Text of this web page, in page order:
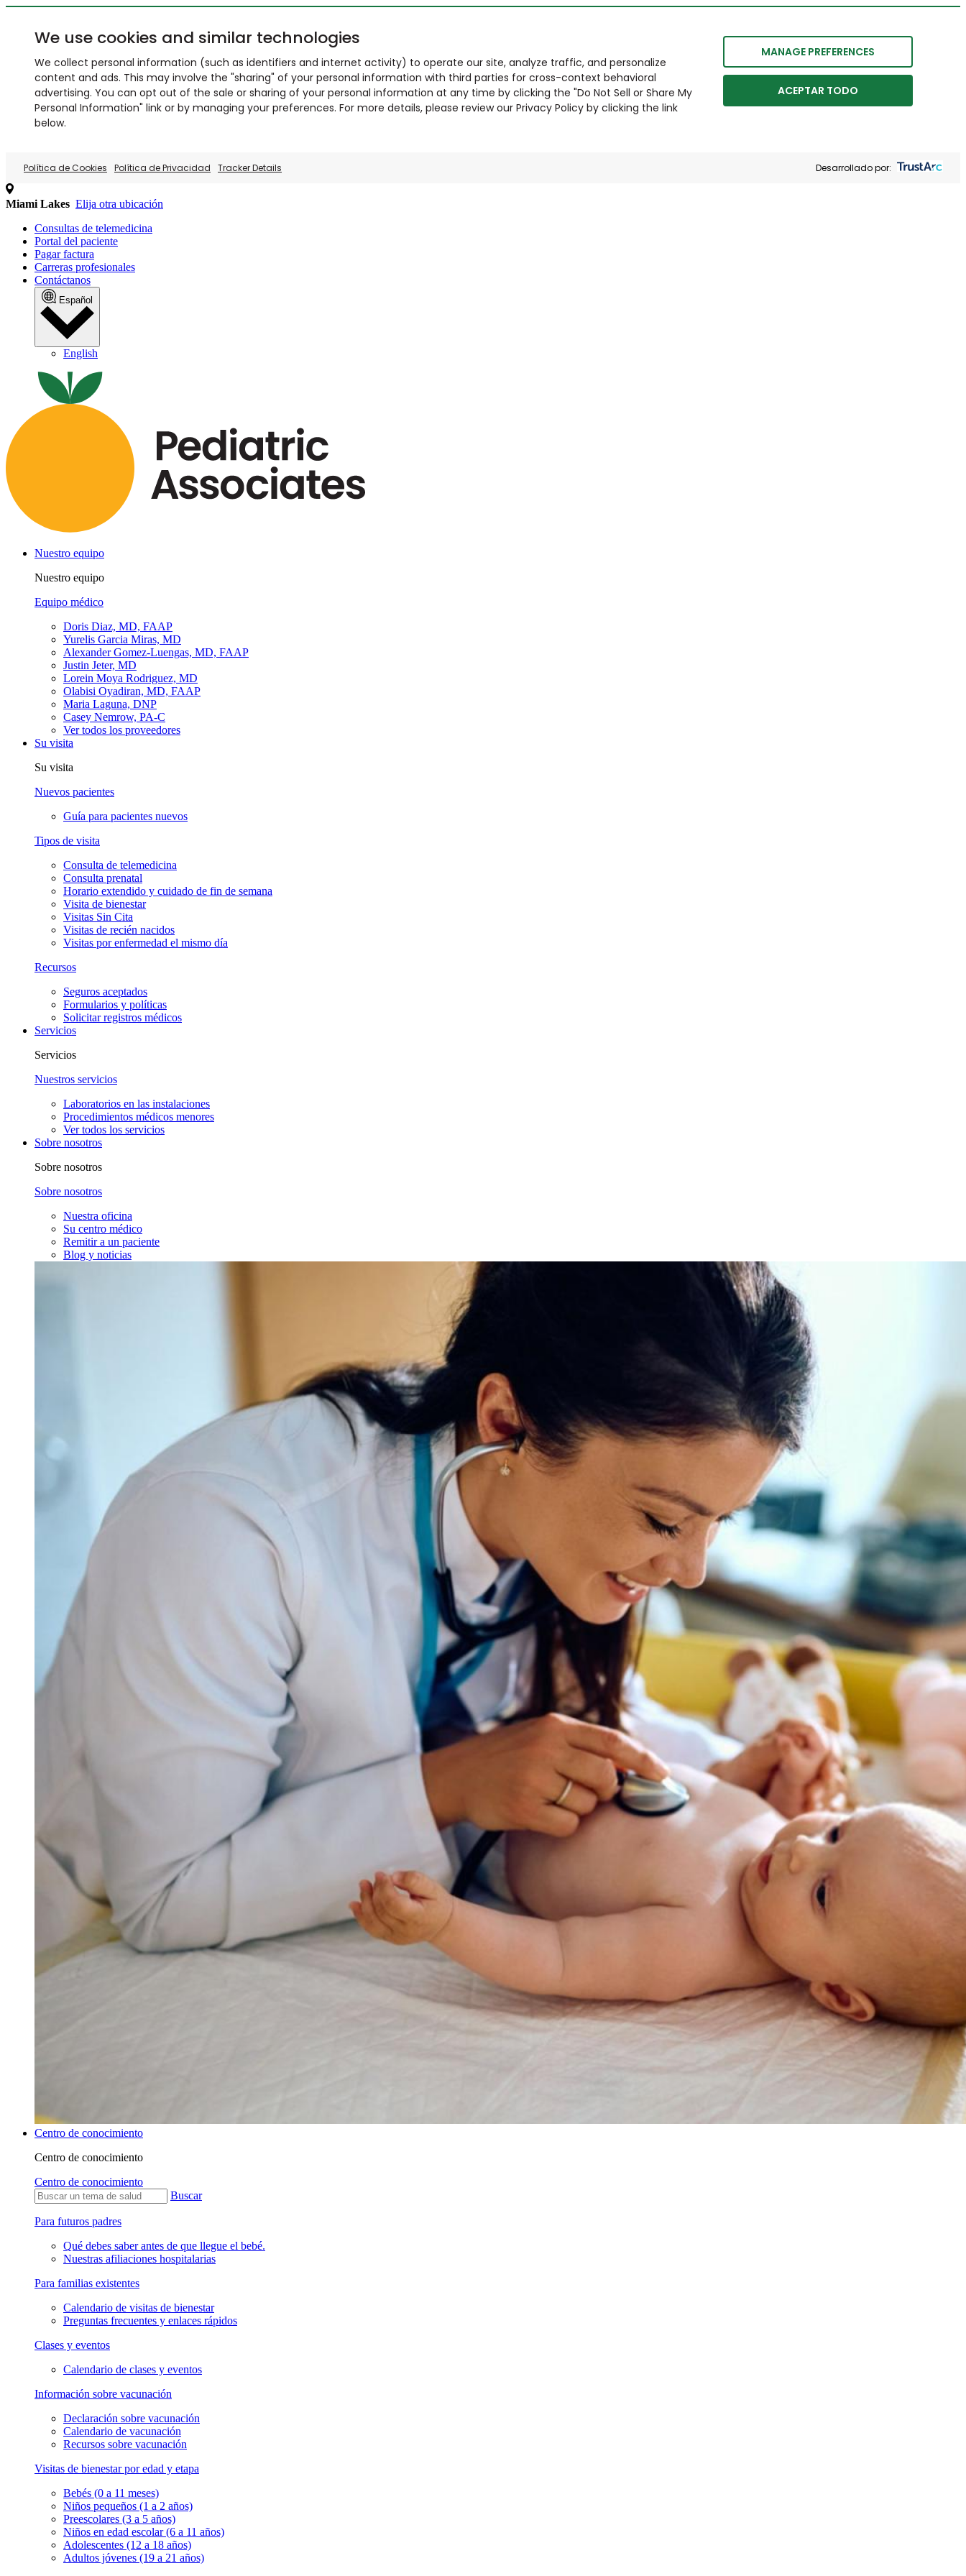
We use cookies and similar technologies
We collect personal information (such as identifiers and internet activity) to operate our site, analyze traffic, and personalize
content and ads. This may involve the "sharing" of your personal information with third parties for cross-context behavioral
advertising. You can opt out of the sale or sharing of your personal information at any time by clicking the "Do Not Sell or Share My
Personal Information" link or by managing your preferences. For more details, please review our Privacy Policy by clicking the link
below.
MANAGE PREFERENCES
ACEPTAR TODO
Política de Cookies Política de Privacidad Tracker Details Desarrollado por:
Miami Lakes Elija otra ubicación
Consultas de telemedicina
Portal del paciente
Pagar factura
Carreras profesionales
Contáctanos
Español
English
Nuestro equipo
Nuestro equipo
Equipo médico
Doris Diaz, MD, FAAP
Yurelis Garcia Miras, MD
Alexander Gomez-Luengas, MD, FAAP
Justin Jeter, MD
Lorein Moya Rodriguez, MD
Olabisi Oyadiran, MD, FAAP
Maria Laguna, DNP
Casey Nemrow, PA-C
Ver todos los proveedores
Su visita
Su visita
Nuevos pacientes
Guía para pacientes nuevos
Tipos de visita
Consulta de telemedicina
Consulta prenatal
Horario extendido y cuidado de fin de semana
Visita de bienestar
Visitas Sin Cita
Visitas de recién nacidos
Visitas por enfermedad el mismo día
Recursos
Seguros aceptados
Formularios y políticas
Solicitar registros médicos
Servicios
Servicios
Nuestros servicios
Laboratorios en las instalaciones
Procedimientos médicos menores
Ver todos los servicios
Sobre nosotros
Sobre nosotros
Sobre nosotros
Nuestra oficina
Su centro médico
Remitir a un paciente
Blog y noticias
Centro de conocimiento
Centro de conocimiento
Centro de conocimiento
Buscar
Para futuros padres
Qué debes saber antes de que llegue el bebé.
Nuestras afiliaciones hospitalarias
Para familias existentes
Calendario de visitas de bienestar
Preguntas frecuentes y enlaces rápidos
Clases y eventos
Calendario de clases y eventos
Información sobre vacunación
Declaración sobre vacunación
Calendario de vacunación
Recursos sobre vacunación
Visitas de bienestar por edad y etapa
Bebés (0 a 11 meses)
Niños pequeños (1 a 2 años)
Preescolares (3 a 5 años)
Niños en edad escolar (6 a 11 años)
Adolescentes (12 a 18 años)
Adultos jóvenes (19 a 21 años)